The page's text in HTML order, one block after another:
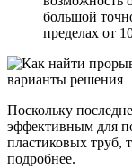
большой
пределах от
Поскольку
эффективным для
пластиковых труб,
подробнее.